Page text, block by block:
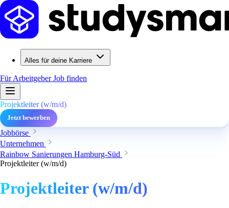
Alles für deine Karriere
Für ArbeitgeberJob finden
Projektleiter (w/m/d)
Jetzt bewerben
Jobbörse
Unternehmen
Rainbow Sanierungen Hamburg-Süd
Projektleiter (w/m/d)
Projektleiter (w/m/d)